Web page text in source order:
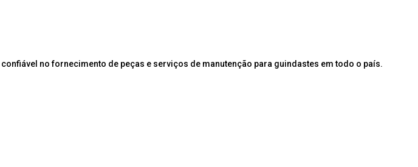
no fornecimento de peças e serviços de manutenção para guindastes em todo o país.